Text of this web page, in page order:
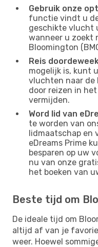
Gebruik onze
functie vindt u
geschikte vlucht
wanneer u zoekt
Bloomington
Reis
mogelijk is, kunt
vluchten naar de
door reizen in
vermijden.
Word lid van
te worden van
lidmaatschap en
eDreams Prime
besparen op uw
nu van onze
het boeken van
Beste tijd om
De ideale tijd om
altijd af van je
weer. Hoewel